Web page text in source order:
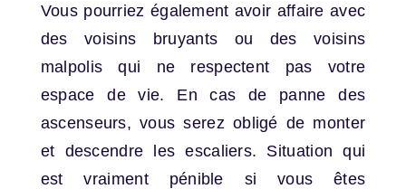
Vous pourriez également avoir affaire avec
des voisins bruyants ou des voisins
malpolis qui ne respectent pas votre
espace de vie. En cas de panne des
ascenseurs, vous serez obligé de monter
et descendre les escaliers. Situation qui
est vraiment pénible si vous êtes